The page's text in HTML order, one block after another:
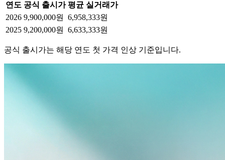
연도 공식 출시가 평균 실거래가
2026 9,900,000원
6,958,333원
2025 9,200,000원 6,633,333원
공식 출시가는 해당 연도 첫 가격 인상 기준입니다.